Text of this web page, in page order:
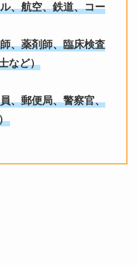
、航空、鉄道、コー
、薬剤師、臨床検査
など）
、郵便局、警察官、